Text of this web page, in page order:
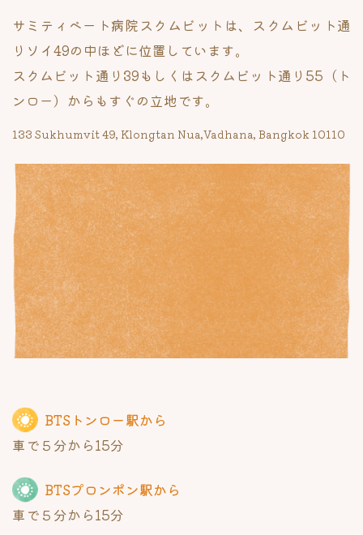
サミティベート病院スクムビットは、
スクムビット通
りソイ49の中ほどに位置しています。
スクムビット通り39もしくは スクムビット通り55（ト
ンロー）からも すぐの立地です。
133 Sukhumvit 49, Klongtan Nua,Vadhana, Bangkok 10110
BTSトンロー駅から
車で５分から15分
BTSプロンポン駅から
車で５分から15分